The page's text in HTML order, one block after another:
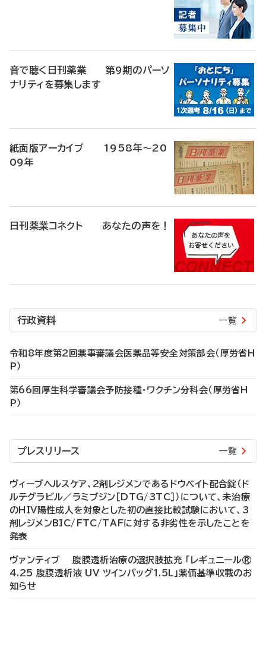
音で聴く日刊薬業 第9期のパーソ
ナリティを募集します
紙面版アーカイブ 1958年～20
09年
日刊薬業コネクト あなたの声を！
行政資料 一覧
令和8年度第2回薬事審議会医薬品等安全対策部会（厚労省H
P）
第66回厚生科学審議会予防接種・ワクチン分科会（厚労省H
P）
プレスリリース 一覧
ヴィーブヘルスケア、2剤レジメンであるドウベイト配合錠（ド
ルテグラビル／ラミブジン［DTG/3TC］）について、未治療
のHIV陽性成人を対象とした初の直接比較試験において、3
剤レジメンBIC/FTC/TAFに対する非劣性を示したことを
発表
ヴァンティブ 腹膜透析治療の選択肢拡充 「レギュニール®
4.25 腹膜透析液 UV ツインバッグ1.5L」薬価基準収載のお
知らせ